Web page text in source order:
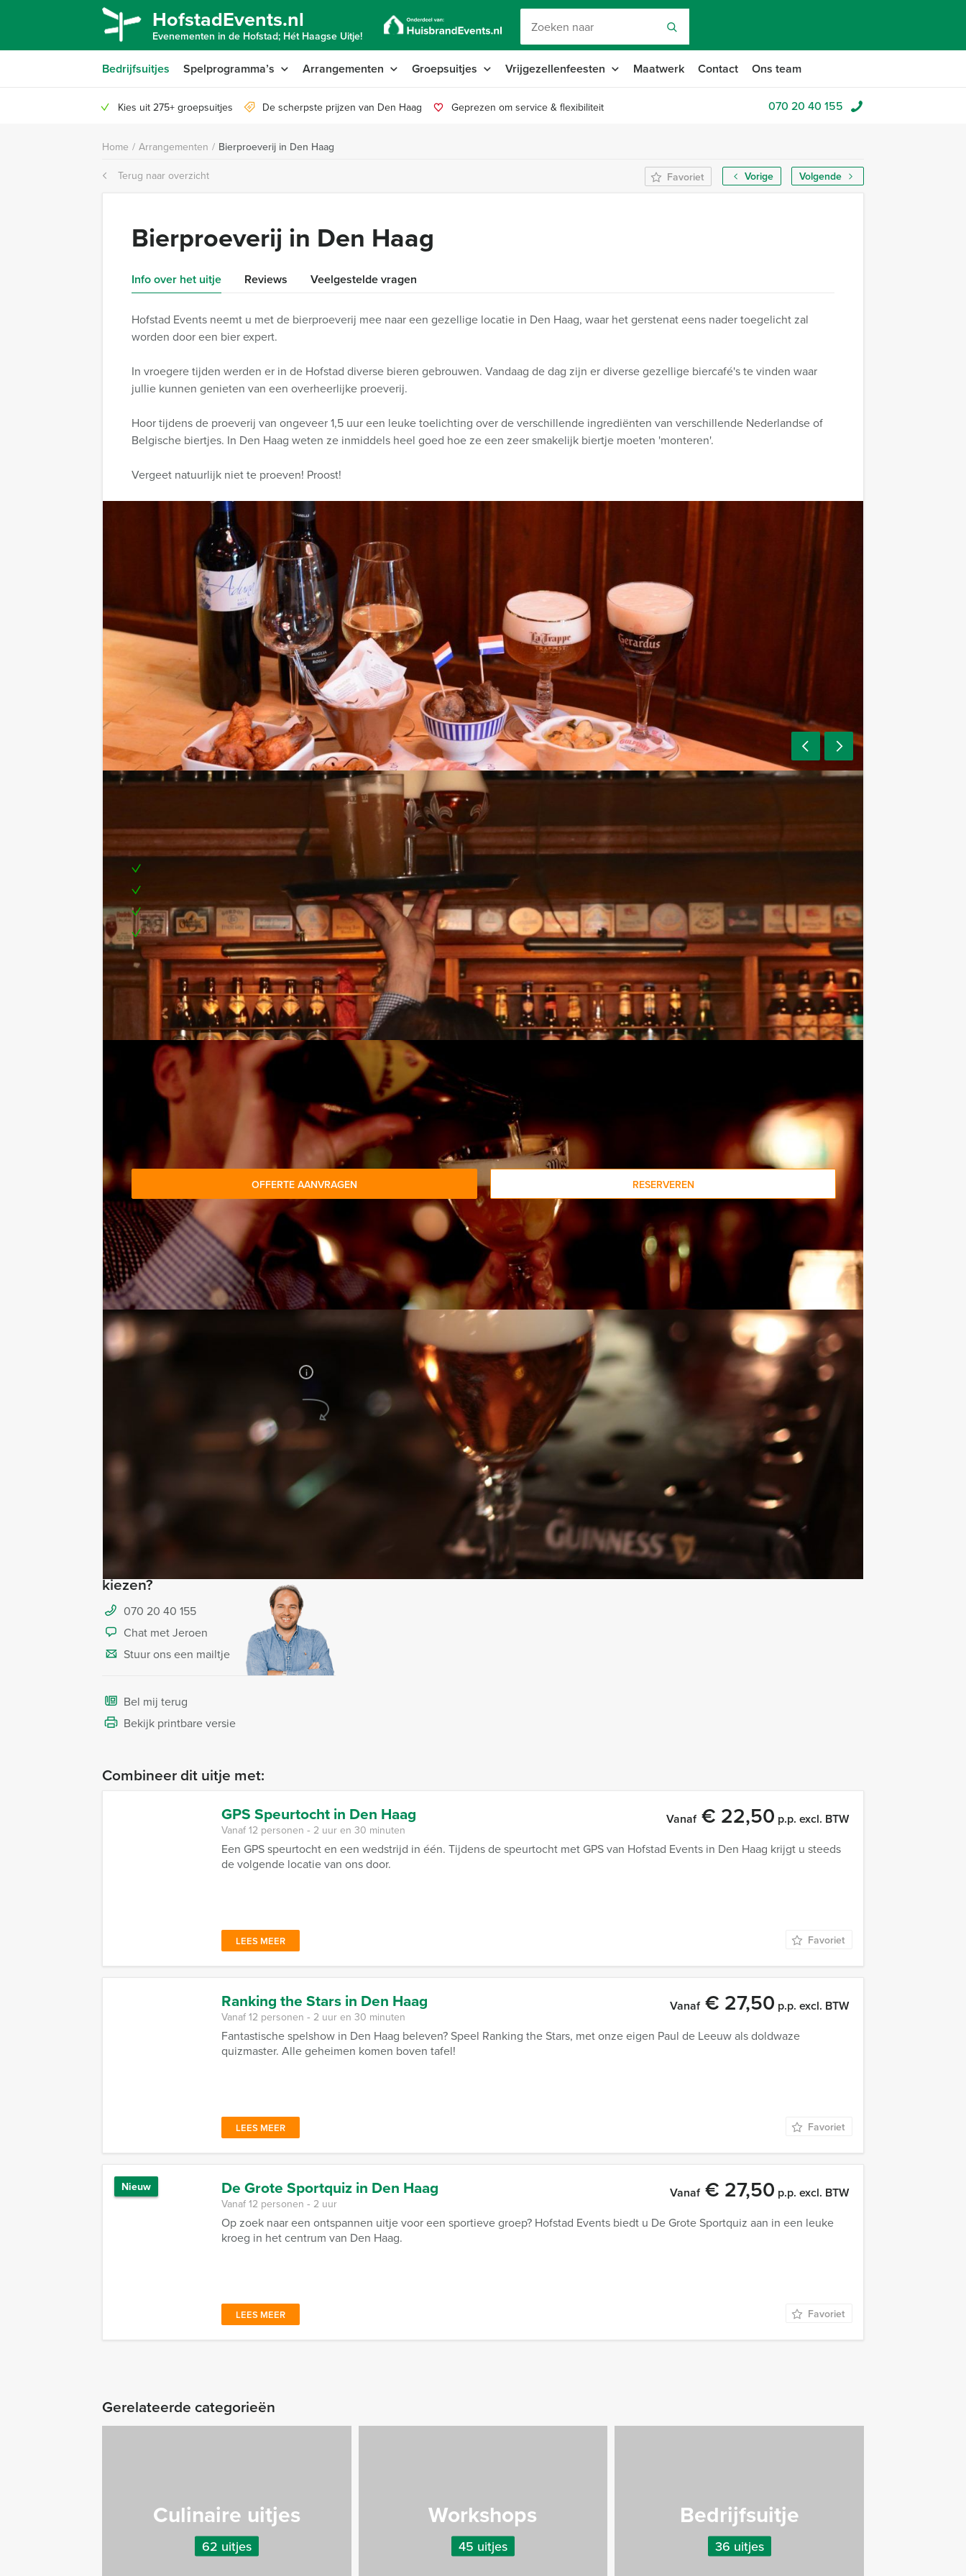
HofstadEvents.nl
Evenementen in de Hofstad; Hét Haagse Uitje!
Bedrijfsuitjes Spelprogramma’s Arrangementen Groepsuitjes Vrijgezellenfeesten Maatwerk Contact Ons team
Kies uit 275+ groepsuitjes De scherpste prijzen van Den Haag Geprezen om service & flexibiliteit 070 20 40 155
Home / Arrangementen / Bierproeverij in Den Haag
Terug naar overzicht
Vorige Volgende
Favoriet
Jouw uitje
Prijs: Vanaf€ 44,50 p.p. excl.
Duur:
i
OFFERTE AANVRAGEN
Hulp nodig bij het
kiezen?
070 20 40 155
Chat met Jeroen
Stuur ons een mailtje
Bel mij terug
Bekijk printbare versie
Bierproeverij in Den Haag
Info over het uitje Reviews Veelgestelde vragen
Hofstad Events neemt u met de bierproeverij mee naar een gezellige locatie in Den Haag, waar het gerstenat eens nader toegelicht zal
worden door een bier expert.
In vroegere tijden werden er in de Hofstad diverse bieren gebrouwen. Vandaag de dag zijn er diverse gezellige biercafé's te vinden waar
jullie kunnen genieten van een overheerlijke proeverij.
Hoor tijdens de proeverij van ongeveer 1,5 uur een leuke toelichting over de verschillende ingrediënten van verschillende Nederlandse of
Belgische biertjes. In Den Haag weten ze inmiddels heel goed hoe ze een zeer smakelijk biertje moeten 'monteren'.
Vergeet natuurlijk niet te proeven! Proost!
Inclusief:
Proeverijtje van diverse verschillende biertjes
Te boeken op uw gewenste dag en tijdstip!
Proeverij mogelijkheden:
Belgische bieren beginner proeverij: Inclusief
Nederlandse bieren beginner proeverij: meerprijs € 2,50 p.p. excl. BTW
Belgische en Nederlandse beginner proeverij: meerprijs € 5,00 p.p. excl. BTW
Reservering voor kleinere groepen:
Komt u niet aan het minimale aantal deelnemers voor dit arrangement? Als u bereid bent voor het minimale aantal te betalen, kunt u ook
gewoon voor minder personen boeken.
OFFERTE AANVRAGEN RESERVEREN
Combineer dit uitje met:
GPS Speurtocht in Den Haag Vanaf€ 22,50 p.p. excl. BTW
Vanaf 12 personen ‐ 2 uur en 30 minuten
Een GPS speurtocht en een wedstrijd in één. Tijdens de speurtocht met GPS van Hofstad Events in Den Haag krijgt u steeds
de volgende locatie van ons door.
LEES MEER Favoriet
Ranking the Stars in Den Haag Vanaf€ 27,50 p.p. excl. BTW
Vanaf 12 personen ‐ 2 uur en 30 minuten
Fantastische spelshow in Den Haag beleven? Speel Ranking the Stars, met onze eigen Paul de Leeuw als doldwaze
quizmaster. Alle geheimen komen boven tafel!
LEES MEER Favoriet
De Grote Sportquiz in Den Haag
Nieuw Vanaf€ 27,50 p.p. excl. BTW
Vanaf 12 personen ‐ 2 uur
Op zoek naar een ontspannen uitje voor een sportieve groep? Hofstad Events biedt u De Grote Sportquiz aan in een leuke
kroeg in het centrum van Den Haag.
LEES MEER Favoriet
Gerelateerde categorieën
Culinaire uitjes
62 uitjes
Workshops
45 uitjes
Bedrijfsuitje
36 uitjes